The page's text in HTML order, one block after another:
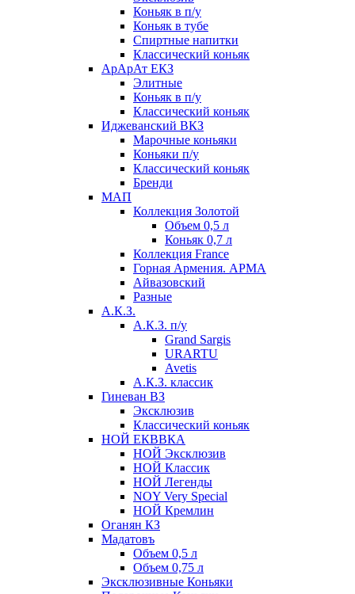
Коньяк в п/у
Коньяк в тубе
Спиртные напитки
Классический коньяк
АрАрАт ЕКЗ
Элитные
Коньяк в п/у
Классический коньяк
Иджеванский ВКЗ
Марочные коньяки
Коньяки п/у
Классический коньяк
Бренди
МАП
Коллекция Золотой
Объем 0,5 л
Коньяк 0,7 л
Коллекция France
Горная Армения. АРМА
Айвазовский
Разные
А.К.З.
А.К.З. п/у
Grand Sargis
URARTU
Avetis
А.К.З. классик
Гиневан ВЗ
Эксклюзив
Классический коньяк
НОЙ ЕКВВКА
НОЙ Эксклюзив
НОЙ Классик
НОЙ Легенды
NOY Very Speсial
НОЙ Кремлин
Оганян КЗ
Мадатовъ
Объем 0,5 л
Объем 0,75 л
Эксклюзивные Коньяки